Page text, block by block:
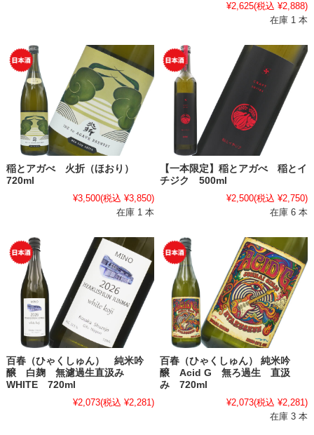
¥2,625(税込 ¥2,888)
在庫 1 本
稲とアガべ 火折（ほおり）
720ml
¥3,500(税込 ¥3,850)
在庫 1 本
【一本限定】稲とアガべ 稲とイ
チジク 500ml
¥2,500(税込 ¥2,750)
在庫 6 本
百春（ひゃくしゅん） 純米吟
醸 白麹 無濾過生直汲み
WHITE 720ml
¥2,073(税込 ¥2,281)
百春（ひゃくしゅん） 純米吟
醸 Acid G 無ろ過生 直汲
み 720ml
¥2,073(税込 ¥2,281)
在庫 3 本